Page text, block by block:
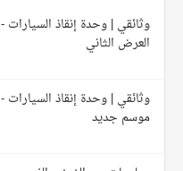
وثائقي | وحدة إنقاذ السيارات -
العرض الثاني
وثائقي | وحدة إنقاذ السيارات -
موسم جديد